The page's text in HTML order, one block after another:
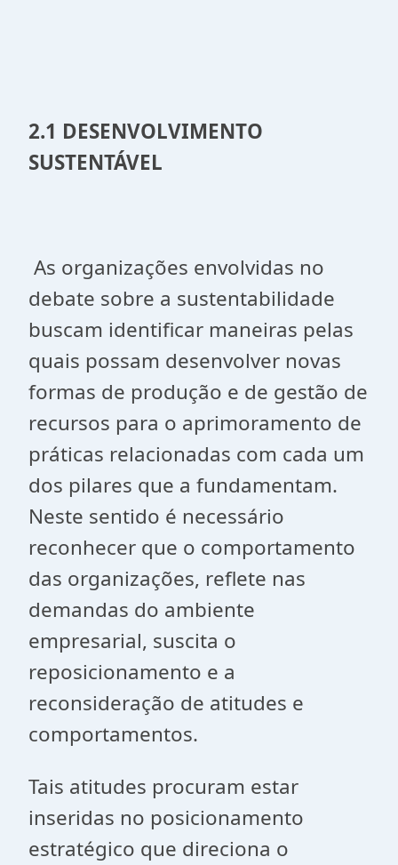
2.1 DESENVOLVIMENTO
SUSTENTÁVEL
As organizações envolvidas no
debate sobre a sustentabilidade
buscam identificar maneiras pelas
quais possam desenvolver novas
formas de produção e de gestão de
recursos para o aprimoramento de
práticas relacionadas com cada um
dos pilares que a fundamentam.
Neste sentido é necessário
reconhecer que o comportamento
das organizações, reflete nas
demandas do ambiente
empresarial, suscita o
reposicionamento e a
reconsideração de atitudes e
comportamentos.
Tais atitudes procuram estar
inseridas no posicionamento
estratégico que direciona o